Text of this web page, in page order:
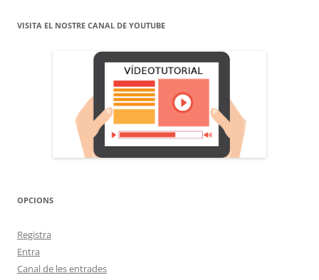
VISITA EL NOSTRE CANAL DE YOUTUBE
OPCIONS
Registra
Entra
Canal de les entrades